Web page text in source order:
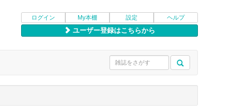
ログイン My本棚 設定 ヘルプ
ユーザー登録はこちらから